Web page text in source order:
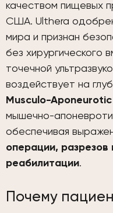
качеством пищевых
США. Ulthera
мира и признан
без хирургического
точечной
воздействует на
Musculo-
мышечно-
обеспечивая
операции, разрезов
реабилитации.
Почему